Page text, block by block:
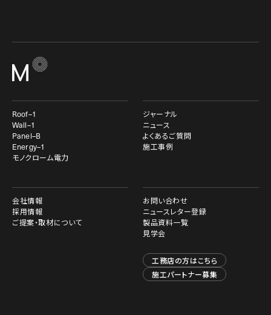
Roof–1
Wall–1
Panel–B
Energy–1
モノクローム電力
ジャーナル
ニュース
よくあるご質問
施工事例
会社情報
採用情報
ご提案・取材について
お問い合わせ
ニュースレター登録
製品資料一覧
見学会
工務店の方はこちら
施工パートナー募集